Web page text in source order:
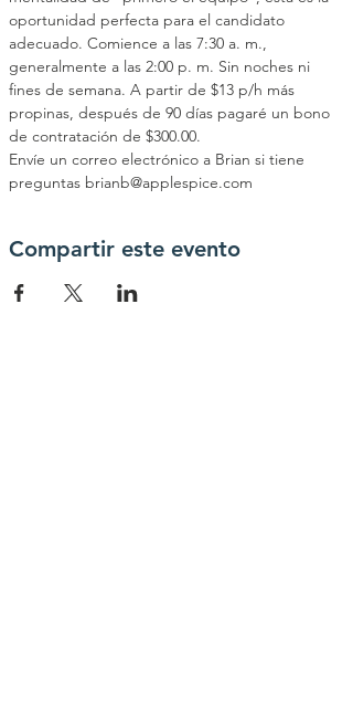
oportunidad perfecta para el candidato
adecuado. Comience a las 7:30 a. m.,
generalmente a las 2:00 p. m. Sin noches ni
fines de semana. A partir de $13 p/h más
propinas, después de 90 días pagaré un bono
de contratación de $300.00.
Envíe un correo electrónico a Brian si tiene
preguntas brianb@applespice.com
Compartir este evento